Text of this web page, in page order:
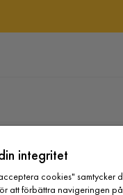
integritet
cookies" samtycker
att förbättra navigeringen